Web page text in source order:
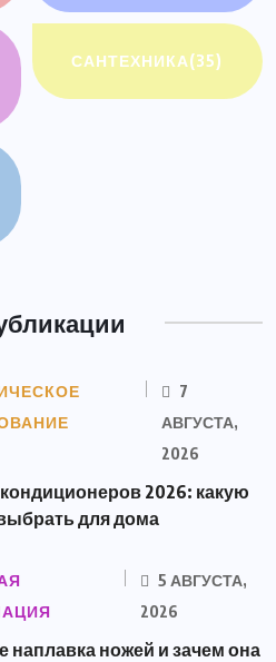
САНТЕХНИКА(35)
7
АВГУСТА,
2026
2026: какую
для дома
5 АВГУСТА,
2026
наплавка ножей и зачем она